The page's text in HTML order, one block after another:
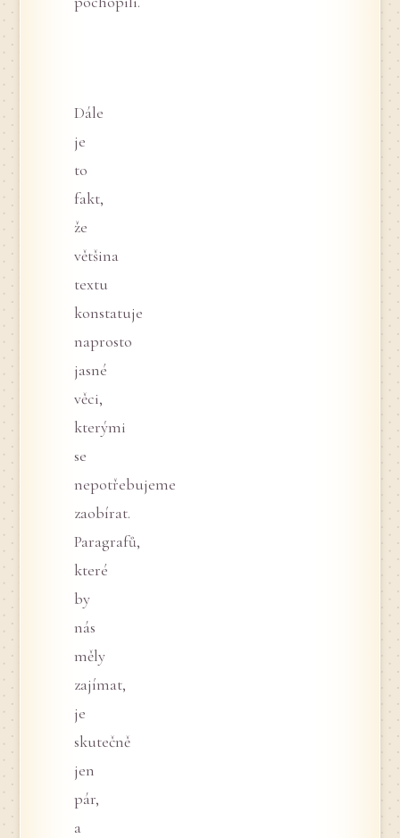
Dále
je
to
fakt,
že
většina
textu
konstatuje
naprosto
jasné
věci,
kterými
se
nepotřebujeme
zaobírat.
Paragrafů,
které
by
nás
měly
zajímat,
je
skutečně
jen
pár,
a